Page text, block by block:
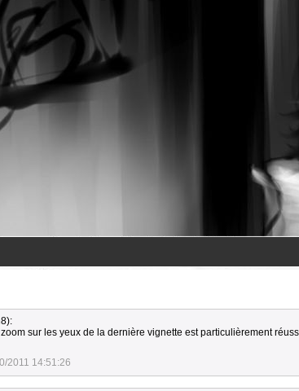
sur les yeux de la dernière vignette est particulièrement
2011 14:51:26